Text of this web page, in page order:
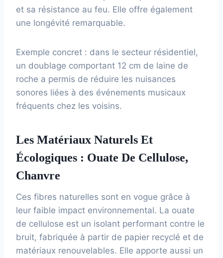
et sa résistance au feu. Elle offre également
une longévité remarquable.
Exemple concret : dans le secteur résidentiel,
un doublage comportant 12 cm de laine de
roche a permis de réduire les nuisances
sonores liées à des événements musicaux
fréquents chez les voisins.
Les Matériaux Naturels Et
Écologiques : Ouate De Cellulose,
Chanvre
Ces fibres naturelles sont en vogue grâce à
leur faible impact environnemental. La ouate
de cellulose est un isolant performant contre le
bruit, fabriquée à partir de papier recyclé et de
matériaux renouvelables. Elle apporte aussi un